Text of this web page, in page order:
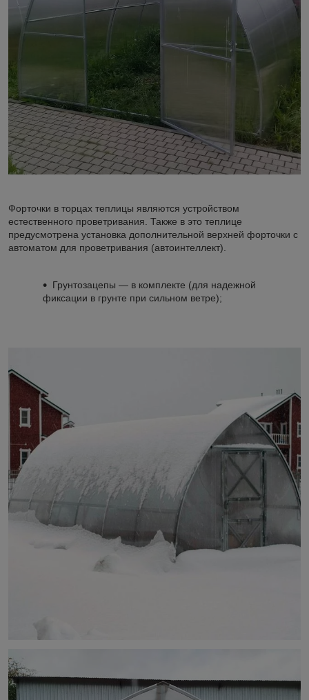
Форточки в торцах теплицы являются устройством
естественного проветривания. Также в это теплице
предусмотрена установка дополнительной верхней форточки с
автоматом для проветривания (автоинтеллект).
Грунтозацепы ― в комплекте (для надежной
фиксации в грунте при сильном ветре);